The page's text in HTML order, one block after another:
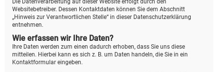
Die Datenverarbeitung auf dieser Website erfolgt durch den
Websitebetreiber. Dessen Kontaktdaten können Sie dem Abschnitt
„Hinweis zur Verantwortlichen Stelle“ in dieser Datenschutzerklärung
entnehmen.
Wie erfassen wir Ihre Daten?
Ihre Daten werden zum einen dadurch erhoben, dass Sie uns diese
mitteilen. Hierbei kann es sich z. B. um Daten handeln, die Sie in ein
Kontaktformular eingeben.